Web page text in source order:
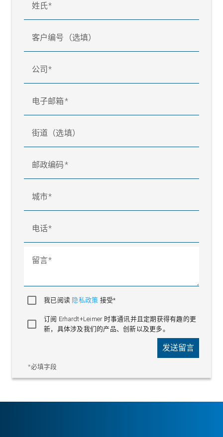
姓氏
客户编号（选填）
公司
电子邮箱
街道（选填）
邮政编码
城市
电话
留言
我已阅读 隐私政策 接受*
订阅 Erhardt+Leimer 时事通讯并且定期获得有趣的更
新，具体涉及我们的产品、创新以及更多。
*必填字段
发送留言